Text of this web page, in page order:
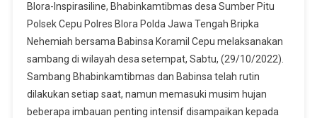
Babinsa
Di
Warga
Blora-Inspirasiline, Bhabinkamtibmas desa Sumber Pitu
Polsek Cepu Polres Blora Polda Jawa Tengah Bripka
Nehemiah bersama Babinsa Koramil Cepu melaksanakan
sambang di wilayah desa setempat, Sabtu, (29/10/2022).
Sambang Bhabinkamtibmas dan Babinsa telah rutin
dilakukan setiap saat, namun memasuki musim hujan
beberapa imbauan penting intensif disampaikan kepada